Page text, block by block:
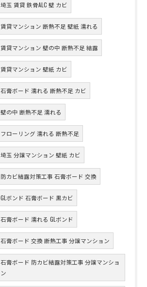
埼玉 賃貸 鉄骨ALC 壁 カビ
賃貸マンション 断熱不足 壁紙 濡れる
賃貸マンション 壁の中 断熱不足 結露
賃貸マンション 壁紙 カビ
石膏ボード 濡れる 断熱不足 カビ
壁の中 断熱不足 濡れる
フローリング 濡れる 断熱不足
埼玉 分譲マンション 壁紙 カビ
防カビ結露対策工事 石膏ボード 交換
GLボンド 石膏ボード 黒カビ
石膏ボード 濡れる GLボンド
石膏ボード 交換 断熱工事 分譲マンション
石膏ボード 防カビ結露対策工事 分譲マンショ
ン